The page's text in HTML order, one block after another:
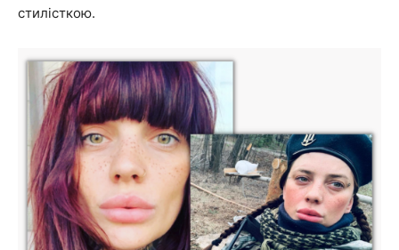
стилісткою.